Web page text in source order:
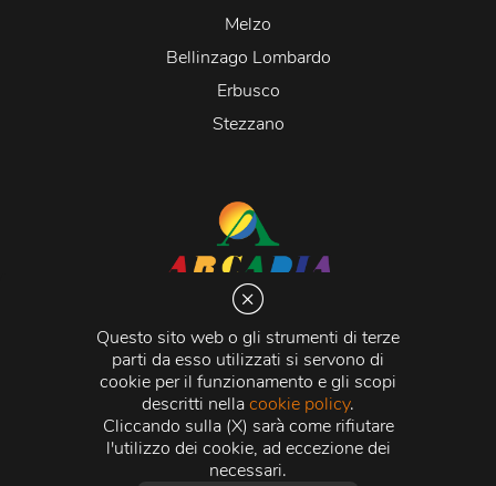
Questo sito web o gli strumenti di terze
parti da esso utilizzati si servono di
cookie per il funzionamento e gli scopi
descritti nellacookie policy.
Cliccando sulla (X) sarà come rifiutare
l'utilizzo dei cookie, ad eccezione dei
necessari.
Melzo
Bellinzago Lombardo
Erbusco
Stezzano
Via Martiri della Libertà 20066 Melzo (MI)
C.C.I.A.A. - R.E.A di Milano n. 1427910
Registro delle Imprese di Milano n. 338392 -
Fiscale e Partita Iva11015840157 | Capitale Sociale
500.000,00 i.v.
Credits:Crea Informatica S.r.l. 2026 © Tutti i diritti
riservati.